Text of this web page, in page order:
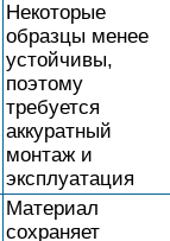
Некоторые
образцы менее
устойчивы,
поэтому
требуется
аккуратный
монтаж и
эксплуатация
Материал
сохраняет